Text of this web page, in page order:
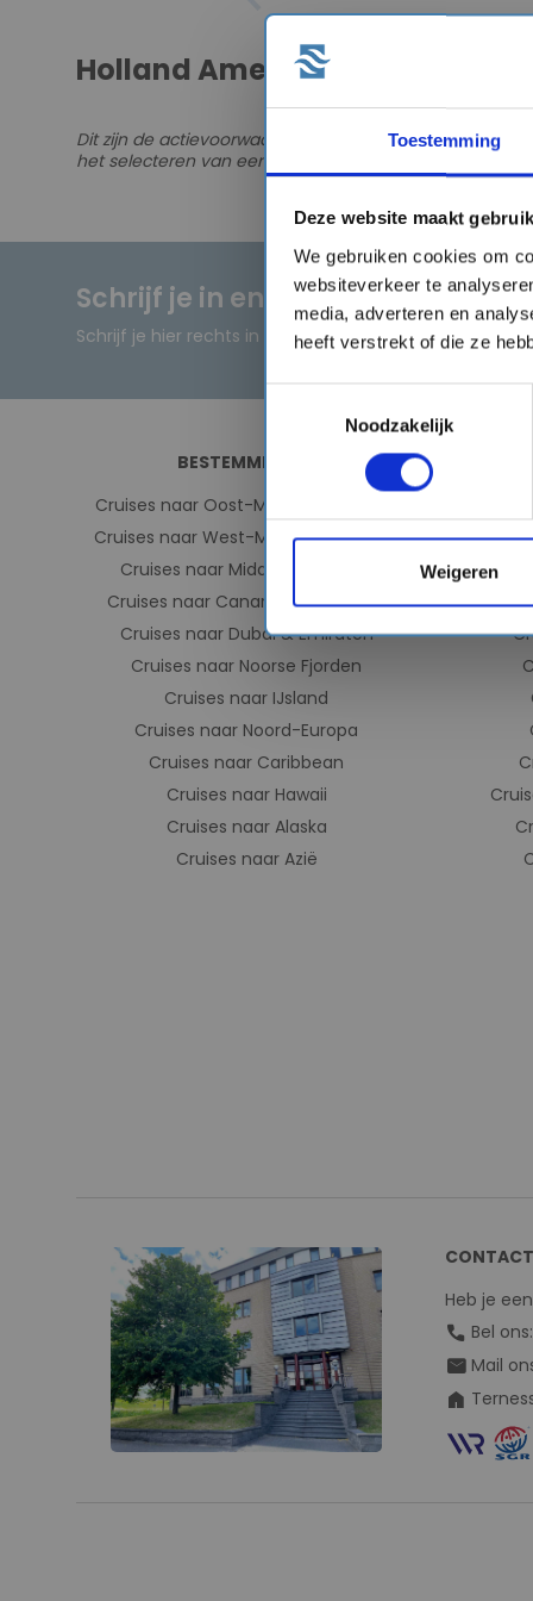
Toestemming
Deze website maakt
We gebruiken cookies om
websiteverkeer te
media, adverteren en
heeft verstrekt of die ze
Noodzakelijk
Weigeren
Holland America Line - Extra
Dit zijn de actievoorwaarden: Dit betreft een exclusief,
het selecteren van een hoger huttype. De tarieven zijn
Schrijf je in en ontvang direct
Schrijf je hier rechts in en ontvang de kortingscode
BESTEMMINGEN
Cruises naar Oost-Middellandse Zee
Cruises naar West-Middellandse Zee
Cruises naar Middellandse Zee
Cruises naar Canarische eilanden
Cruises naar Dubai & Emiraten
Cruises naar Noorse Fjorden
Cruises naar IJsland
Cruises naar Noord-Europa
Cruises naar Caribbean
Cruises naar Hawaii
Cruises naar Alaska
Cruises naar Azië
Cruises
Heb je
call Bel ons:
mail Mail
home